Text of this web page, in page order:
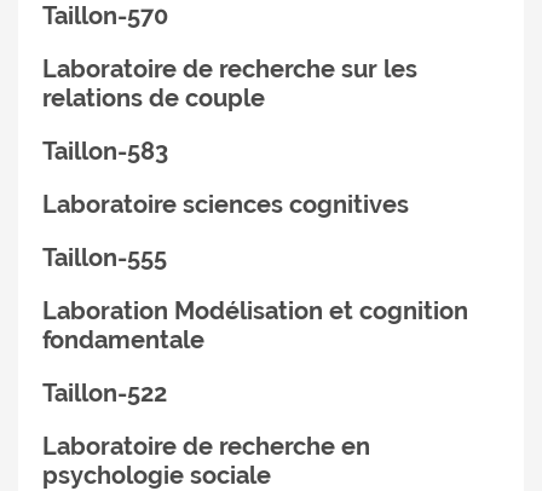
Taillon-570
Laboratoire de recherche sur les
relations de couple
Taillon-583
Laboratoire sciences cognitives
Taillon-555
Laboration Modélisation et cognition
fondamentale
Taillon-522
Laboratoire de recherche en
psychologie sociale